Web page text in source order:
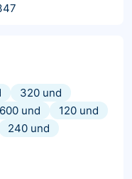
320 und
600 und
120 und
240 und